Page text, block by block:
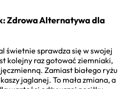
Zdrowa Alternatywa dla
świetnie sprawdza się w swojej
kolejny raz gotować ziemniaki,
Zamiast białego ryżu
jaglanej. To mała zmiana, a